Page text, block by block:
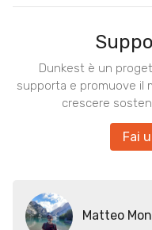
Dunkest è un
supporta e promuove il
crescere
Fai
Matteo